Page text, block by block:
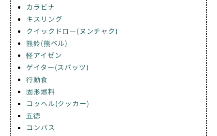
カラビナ
キスリング
クイックドロー(ヌンチャク)
熊鈴(熊ベル)
軽アイゼン
ゲイター(スパッツ)
行動食
固形燃料
コッヘル(クッカー)
五徳
コンパス